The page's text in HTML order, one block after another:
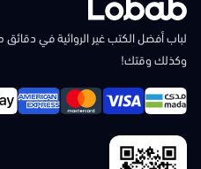
لباب أفضل الكتب غير الروائية في دقائق
وكذلك وقتك!